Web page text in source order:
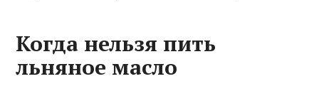
Когда нельзя пить
льняное масло